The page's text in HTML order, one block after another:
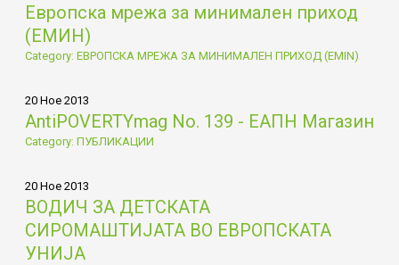
Европска мрежа за минимален приход
(ЕМИН)
Category: ЕВРОПСКА МРЕЖА ЗА МИНИМАЛЕН ПРИХОД (EMIN)
20 Ное 2013
AntiPOVERTYmag No. 139 - ЕАПН Магазин
Category: ПУБЛИКАЦИИ
20 Ное 2013
ВОДИЧ ЗА ДЕТСКАТА
СИРОМАШТИЈАТА ВО ЕВРОПСКАТА
УНИЈА